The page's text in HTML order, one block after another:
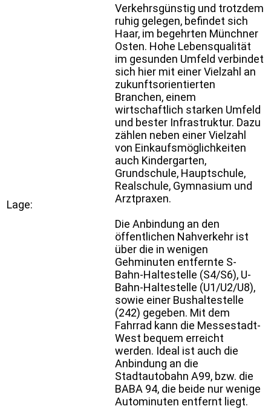
Lage:
Verkehrsgünstig und trotzdem
ruhig gelegen, befindet sich
Haar, im begehrten Münchner
Osten. Hohe Lebensqualität
im gesunden Umfeld verbindet
sich hier mit einer Vielzahl an
zukunftsorientierten
Branchen, einem
wirtschaftlich starken Umfeld
und bester Infrastruktur. Dazu
zählen neben einer Vielzahl
von Einkaufsmöglichkeiten
auch Kindergarten,
Grundschule, Hauptschule,
Realschule, Gymnasium und
Arztpraxen.
Die Anbindung an den
öffentlichen Nahverkehr ist
über die in wenigen
Gehminuten entfernte S-
Bahn-Haltestelle (S4/S6), U-
Bahn-Haltestelle (U1/U2/U8),
sowie einer Bushaltestelle
(242) gegeben. Mit dem
Fahrrad kann die Messestadt-
West bequem erreicht
werden. Ideal ist auch die
Anbindung an die
Stadtautobahn A99, bzw. die
BABA 94, die beide nur wenige
Autominuten entfernt liegt.